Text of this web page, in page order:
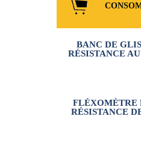
LIGNE
BANC DE
RÉSISTANCE
FLÉXOMÈTRE
RÉSISTANCE